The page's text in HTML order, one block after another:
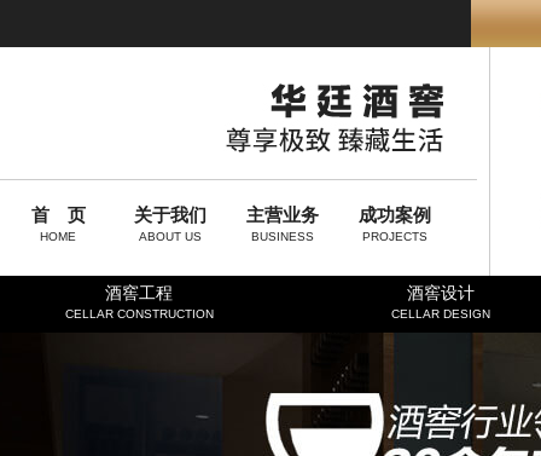
首 页
HOME
关于我们
ABOUT US
主营业务
BUSINESS
成功案例
PROJECTS
酒窖工程
CELLAR CONSTRUCTION
酒窖设计
CELLAR DESIGN